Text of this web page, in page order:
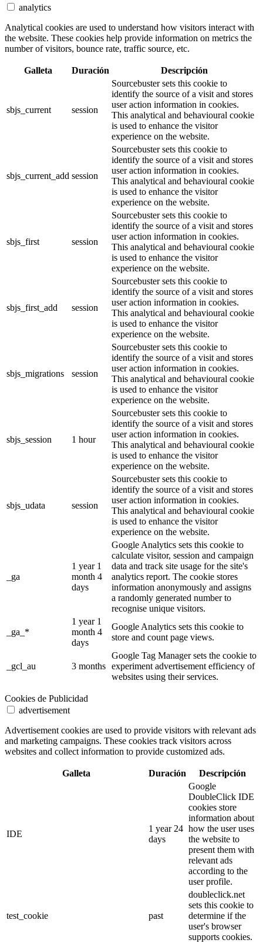
analytics
Analytical cookies are used to understand how visitors interact with
the website. These cookies help provide information on metrics the
number of visitors, bounce rate, traffic source, etc.
Galleta Duración Descripción
sbjs_current session
Sourcebuster sets this cookie to
identify the source of a visit and stores
user action information in cookies.
This analytical and behavioural cookie
is used to enhance the visitor
experience on the website.
sbjs_current_add session
Sourcebuster sets this cookie to
identify the source of a visit and stores
user action information in cookies.
This analytical and behavioural cookie
is used to enhance the visitor
experience on the website.
sbjs_first session
Sourcebuster sets this cookie to
identify the source of a visit and stores
user action information in cookies.
This analytical and behavioural cookie
is used to enhance the visitor
experience on the website.
sbjs_first_add session
Sourcebuster sets this cookie to
identify the source of a visit and stores
user action information in cookies.
This analytical and behavioural cookie
is used to enhance the visitor
experience on the website.
sbjs_migrations session
Sourcebuster sets this cookie to
identify the source of a visit and stores
user action information in cookies.
This analytical and behavioural cookie
is used to enhance the visitor
experience on the website.
sbjs_session 1 hour
Sourcebuster sets this cookie to
identify the source of a visit and stores
user action information in cookies.
This analytical and behavioural cookie
is used to enhance the visitor
experience on the website.
sbjs_udata session
Sourcebuster sets this cookie to
identify the source of a visit and stores
user action information in cookies.
This analytical and behavioural cookie
is used to enhance the visitor
experience on the website.
_ga
1 year 1
month 4
days
Google Analytics sets this cookie to
calculate visitor, session and campaign
data and track site usage for the site's
analytics report. The cookie stores
information anonymously and assigns
a randomly generated number to
recognise unique visitors.
_ga_*
1 year 1
month 4
days
Google Analytics sets this cookie to
store and count page views.
_gcl_au 3 months
Google Tag Manager sets the cookie to
experiment advertisement efficiency of
websites using their services.
Cookies de Publicidad
advertisement
Advertisement cookies are used to provide visitors with relevant ads
and marketing campaigns. These cookies track visitors across
websites and collect information to provide customized ads.
Galleta Duración Descripción
IDE
1 year 24
days
Google
DoubleClick IDE
cookies store
information about
how the user uses
the website to
present them with
relevant ads
according to the
user profile.
test_cookie past
doubleclick.net
sets this cookie to
determine if the
user's browser
supports cookies.